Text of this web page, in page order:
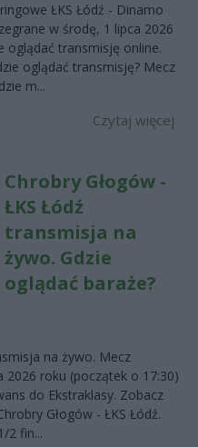
ŁKS Łódź - Dinamo
w środę, 1 lipca 2026
oglądać transmisję online.
oglądać transmisję? Mecz
m...
Czytaj więcej
Chrobry Głogów -
ŁKS Łódź
transmisja na
żywo. Gdzie
oglądać baraże?
na żywo. Mecz
roku (początek o 17:30)
do Ekstraklasy. Zobacz
Głogów - ŁKS Łódź.
2 fin...